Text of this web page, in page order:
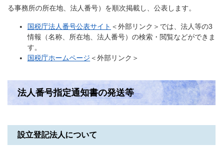
る事務所の所在地、法人番号）を順次掲載し、公表します。
国税庁法人番号公表サイト ＜外部リンク＞ では、法人等の3
情報（名称、所在地、法人番号）の検索・閲覧などができま
す。
国税庁ホームページ ＜外部リンク＞
法人番号指定通知書の発送等
設立登記法人について